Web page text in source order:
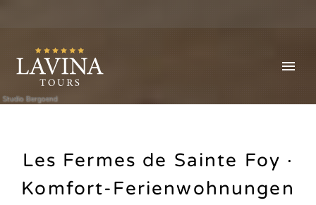
Studio Bergoend
Les Fermes de Sainte Foy ·
Komfort-Ferienwohnungen